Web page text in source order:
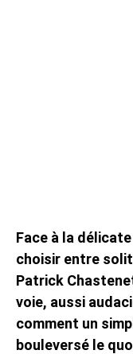
Face à la
choisir entre
Patrick
voie, aussi
comment un
bouleversé le